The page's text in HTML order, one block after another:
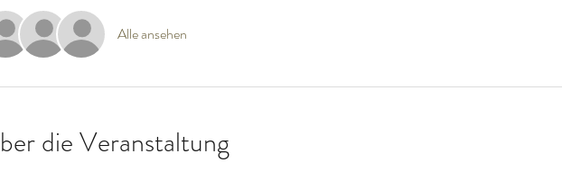
Alle ansehen
die Veranstaltung